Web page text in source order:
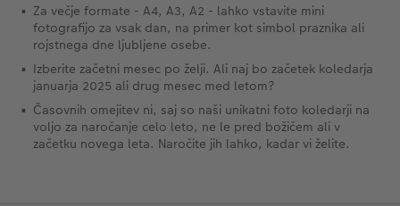
Za večje formate - A4, A3, A2 - lahko vstavite mini
fotografijo za vsak dan, na primer kot simbol praznika ali
rojstnega dne ljubljene osebe.
Izberite začetni mesec po želji. Ali naj bo začetek koledarja
januarja 2025 ali drug mesec med letom?
Časovnih omejitev ni, saj so naši unikatni foto koledarji na
voljo za naročanje celo leto, ne le pred božičem ali v
začetku novega leta. Naročite jih lahko, kadar vi želite.